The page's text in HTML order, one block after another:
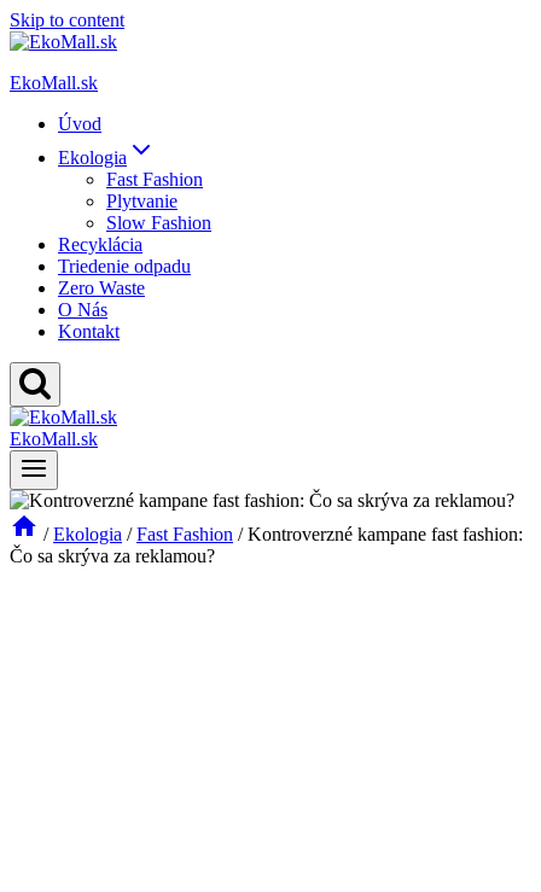
Skip to content
EkoMall.sk
Úvod
Ekologia
Fast Fashion
Plytvanie
Slow Fashion
Recyklácia
Triedenie odpadu
Zero Waste
O Nás
Kontakt
EkoMall.sk
/ Ekologia / Fast Fashion / Kontroverzné kampane fast fashion:
Čo sa skrýva za reklamou?